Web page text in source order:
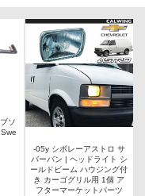
ソ
-05y シボレーアストロ サ
バーバン | ヘッドライト シ
ールドビーム ハウジング付
き カーゴグリル用 1個 ア
フターマーケットパーツ